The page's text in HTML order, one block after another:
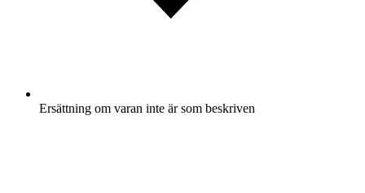
Ersättning om varan inte är som beskriven